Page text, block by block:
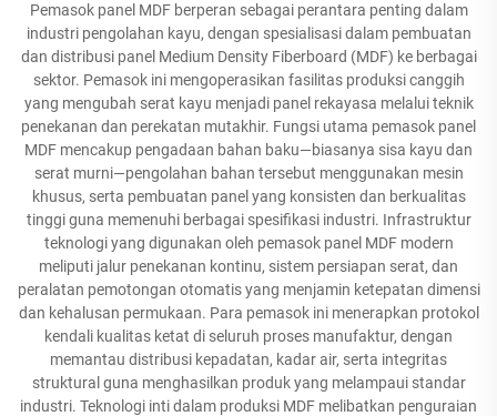
Pemasok panel MDF berperan sebagai perantara penting dalam
industri pengolahan kayu, dengan spesialisasi dalam pembuatan
dan distribusi panel Medium Density Fiberboard (MDF) ke berbagai
sektor. Pemasok ini mengoperasikan fasilitas produksi canggih
yang mengubah serat kayu menjadi panel rekayasa melalui teknik
penekanan dan perekatan mutakhir. Fungsi utama pemasok panel
MDF mencakup pengadaan bahan baku—biasanya sisa kayu dan
serat murni—pengolahan bahan tersebut menggunakan mesin
khusus, serta pembuatan panel yang konsisten dan berkualitas
tinggi guna memenuhi berbagai spesifikasi industri. Infrastruktur
teknologi yang digunakan oleh pemasok panel MDF modern
meliputi jalur penekanan kontinu, sistem persiapan serat, dan
peralatan pemotongan otomatis yang menjamin ketepatan dimensi
dan kehalusan permukaan. Para pemasok ini menerapkan protokol
kendali kualitas ketat di seluruh proses manufaktur, dengan
memantau distribusi kepadatan, kadar air, serta integritas
struktural guna menghasilkan produk yang melampaui standar
industri. Teknologi inti dalam produksi MDF melibatkan penguraian